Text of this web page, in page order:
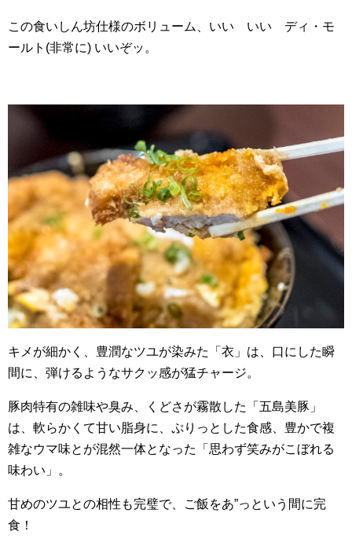
この食いしん坊仕様のボリューム、いい いい ディ・モ
ールト(非常に) いいぞッ。
キメが細かく、豊潤なツユが染みた「衣」は、口にした瞬
間に、弾けるようなサクッ感が猛チャージ。
豚肉特有の雑味や臭み、くどさが霧散した「五島美豚」
は、軟らかくて甘い脂身に、ぷりっとした食感、豊かで複
雑なウマ味とが混然一体となった「思わず笑みがこぼれる
味わい」。
甘めのツユとの相性も完璧で、ご飯をあ”っという間に完
食！